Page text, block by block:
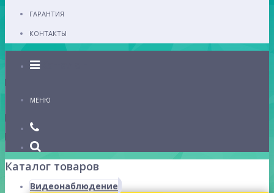
ГАРАНТИЯ
КОНТАКТЫ
Каталог
МЕНЮ
Каталог товаров
Видеонаблюдение